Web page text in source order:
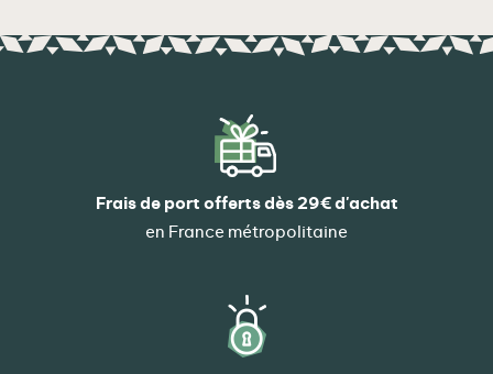
Frais de port offerts dès 29€ d'achat
en France métropolitaine